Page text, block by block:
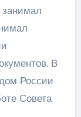
В
России
Совета